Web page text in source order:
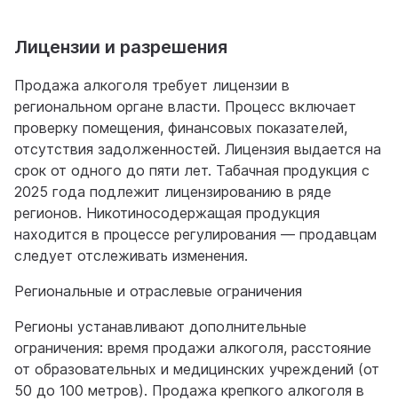
Лицензии и разрешения
Продажа алкоголя требует лицензии в
региональном органе власти. Процесс включает
проверку помещения, финансовых показателей,
отсутствия задолженностей. Лицензия выдается на
срок от одного до пяти лет. Табачная продукция с
2025 года подлежит лицензированию в ряде
регионов. Никотиносодержащая продукция
находится в процессе регулирования — продавцам
следует отслеживать изменения.
Региональные и отраслевые ограничения
Регионы устанавливают дополнительные
ограничения: время продажи алкоголя, расстояние
от образовательных и медицинских учреждений (от
50 до 100 метров). Продажа крепкого алкоголя в